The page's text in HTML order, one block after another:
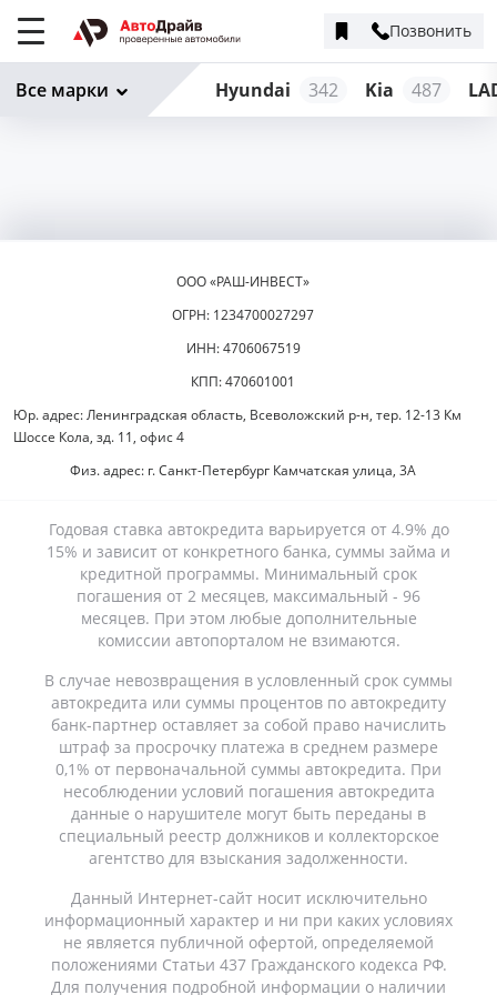
Позвонить
Hyundai 342 Kia 487
Все марки
ООО «РАШ-ИНВЕСТ»
ОГРН: 1234700027297
ИНН: 4706067519
КПП: 470601001
Юр. адрес: Ленинградская область, Всеволожский р-н, тер. 12-13 Км
Шоссе Кола, зд. 11, офис 4
Физ. адрес: г. Санкт-Петербург Камчатская улица, 3А
Годовая ставка автокредита варьируется от 4.9% до
15% и зависит от конкретного банка, суммы займа и
кредитной программы. Минимальный срок
погашения от 2 месяцев, максимальный - 96
месяцев. При этом любые дополнительные
комиссии автопорталом не взимаются.
В случае невозвращения в условленный срок суммы
автокредита или суммы процентов по автокредиту
банк-партнер оставляет за собой право начислить
штраф за просрочку платежа в среднем размере
0,1% от первоначальной суммы автокредита. При
несоблюдении условий погашения автокредита
данные о нарушителе могут быть переданы в
специальный реестр должников и коллекторское
агентство для взыскания задолженности.
Данный Интернет-сайт носит исключительно
информационный характер и ни при каких условиях
не является публичной офертой, определяемой
положениями Статьи 437 Гражданского кодекса РФ.
Для получения подробной информации о наличии